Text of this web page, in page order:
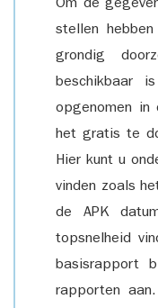
Om de
stellen
grondig
beschikbaar
opgenomen
het gratis te
Hier kunt u
vinden zoals
de APK
topsnelheid
basisrapport
rapporten